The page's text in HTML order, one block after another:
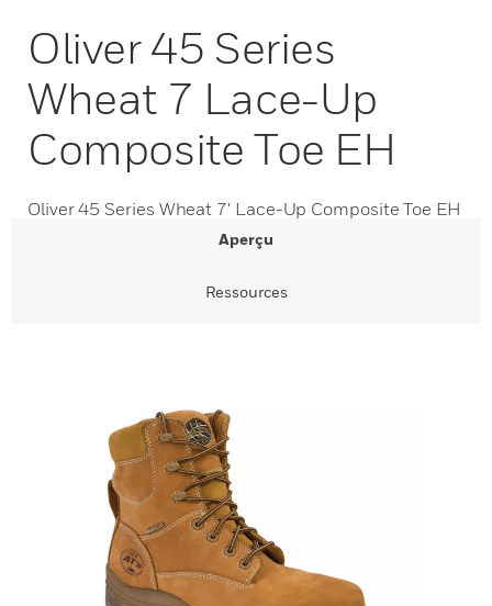
Oliver 45 Series
Wheat 7 Lace-Up
Composite Toe EH
Oliver 45 Series Wheat 7' Lace-Up Composite Toe EH
Aperçu
Ressources